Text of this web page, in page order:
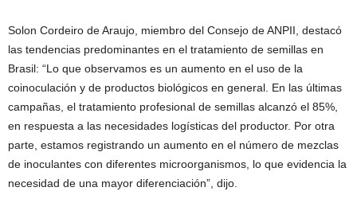
Solon Cordeiro de Araujo, miembro del Consejo de ANPII, destacó
las tendencias predominantes en el tratamiento de semillas en
Brasil: “Lo que observamos es un aumento en el uso de la
coinoculación y de productos biológicos en general. En las últimas
campañas, el tratamiento profesional de semillas alcanzó el 85%,
en respuesta a las necesidades logísticas del productor. Por otra
parte, estamos registrando un aumento en el número de mezclas
de inoculantes con diferentes microorganismos, lo que evidencia la
necesidad de una mayor diferenciación”, dijo.